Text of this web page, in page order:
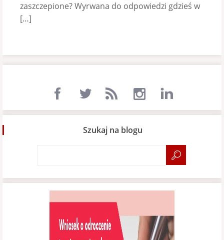
zaszczepione? Wyrwana do odpowiedzi gdzieś w
[…]
Szukaj na blogu